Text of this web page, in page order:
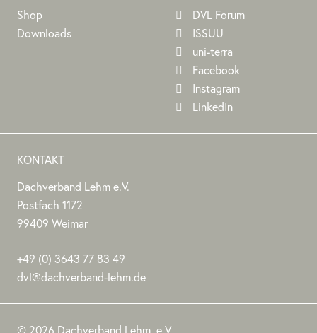
Shop
Downloads
DVL Forum
ISSUU
uni-terra
Facebook
Instagram
LinkedIn
KONTAKT
Dachverband Lehm e.V.
Stephan
Jörchel
Stephan
Jörchel
Dachverband
Lehm
Postfach 1172
99409 Weimar
+49 (0) 3643 77 83 49
dvl@dachverband-lehm.de
DACHVERBAND
LEHM
Bundesverband
© 2026 Dachverband Lehm. e.V.